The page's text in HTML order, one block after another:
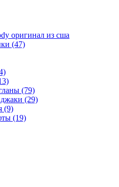
оригинал из сша
(47)
(79)
(29)
(9)
(19)